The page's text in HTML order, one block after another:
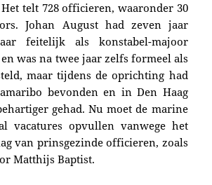
telt 728 officieren, waaronder 30
.Johan August had zeven jaar
feitelijk als konstabel-majoor
was na twee jaar zelfs formeel als
maar tijdens de oprichting had
bevonden en in Den Haag
gehad. Nu moet de marine
vacatures opvullen vanwege het
van prinsgezinde officieren, zoals
Matthijs Baptist.